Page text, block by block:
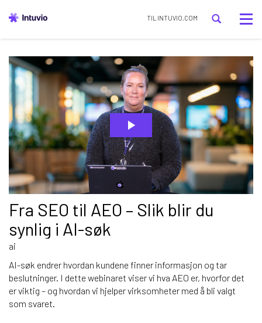
TIL INTUVIO.COM
Fra SEO til AEO – Slik blir du
synlig i AI-søk
ai
AI-søk endrer hvordan kundene finner informasjon og tar
beslutninger. I dette webinaret viser vi hva AEO er, hvorfor det
er viktig – og hvordan vi hjelper virksomheter med å bli valgt
som svaret.